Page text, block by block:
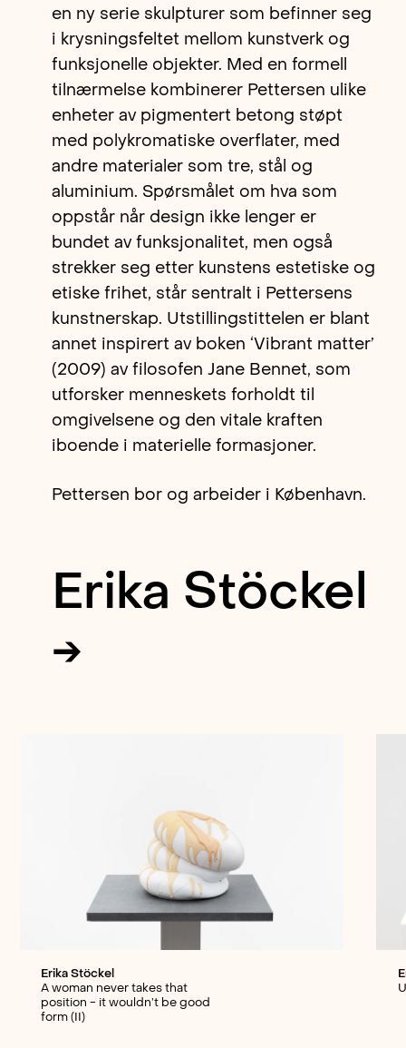
en ny serie skulpturer som befinner seg
i krysningsfeltet mellom kunstverk og
funksjonelle objekter. Med en formell
tilnærmelse kombinerer Pettersen ulike
enheter av pigmentert betong støpt
med polykromatiske overflater, med
andre materialer som tre, stål og
aluminium. Spørsmålet om hva som
oppstår når design ikke lenger er
bundet av funksjonalitet, men også
strekker seg etter kunstens estetiske og
etiske frihet, står sentralt i Pettersens
kunstnerskap. Utstillingstittelen er blant
annet inspirert av boken ‘Vibrant matter’
(2009) av filosofen Jane Bennet, som
utforsker menneskets forholdt til
omgivelsene og den vitale kraften
iboende i materielle formasjoner.
Pettersen bor og arbeider i København.
Erika Stöckel
→
Erika Stöckel
A woman never takes that
position - it wouldn’t be good
form (II)